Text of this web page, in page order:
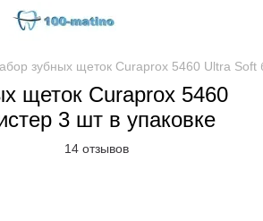
зубных щеток Curaprox 5460 Ultra Soft
щеток Curaprox 5460
3 шт в упаковке
14 отзывов